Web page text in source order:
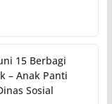
15 Berbagi
– Anak Panti
Sosial